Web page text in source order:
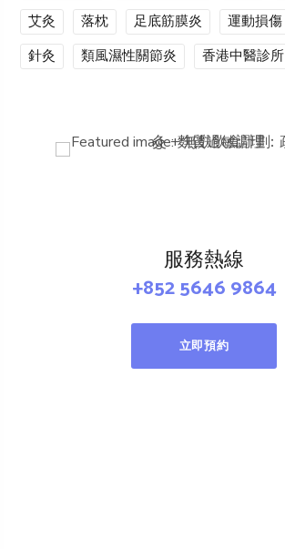
艾灸
落枕 足底筋膜炎 運動損傷
針灸
類風濕性關節炎 香港中醫診所
服務熱線
+852 5646 9864
立即預約